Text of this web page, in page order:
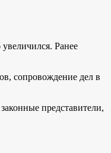
Ранее
сопровождение дел в
представители,